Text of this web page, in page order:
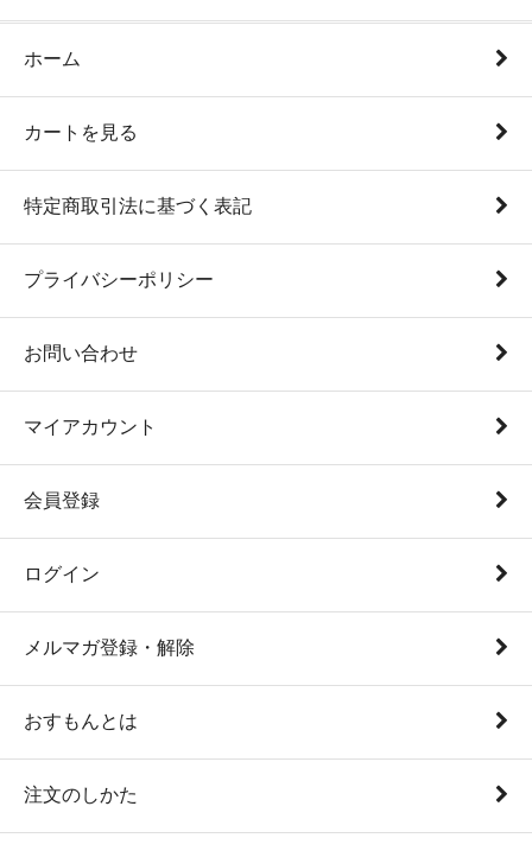
ホーム
カートを見る
特定商取引法に基づく表記
プライバシーポリシー
お問い合わせ
マイアカウント
会員登録
ログイン
メルマガ登録・解除
おすもんとは
注文のしかた